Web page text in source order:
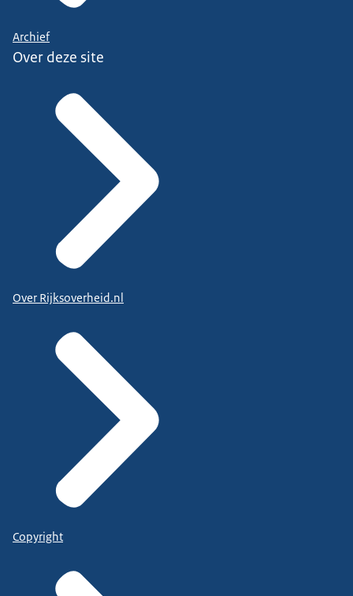
Archief
Over deze site
Over Rijksoverheid.nl
Copyright